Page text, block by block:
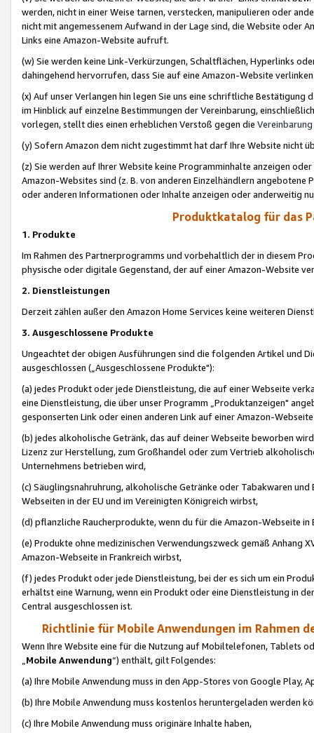
werden, nicht in einer Weise tarnen, verstecken, manipulieren oder
nicht mit angemessenem Aufwand in der Lage sind, die Website oder
Links eine Amazon-Website aufruft.
(w) Sie werden keine Link-Verkürzungen, Schaltflächen, Hyperlinks
dahingehend hervorrufen, dass Sie auf eine Amazon-Website
(x) Auf unser Verlangen hin legen Sie uns eine schriftliche
im Hinblick auf einzelne Bestimmungen der Vereinbarung,
vorlegen, stellt dies einen erheblichen Verstoß gegen die Vereinbarung
(y) Sofern Amazon dem nicht zugestimmt hat darf Ihre Website nicht
(z) Sie werden auf Ihrer Website keine Programminhalte anzeigen
Amazon-Websites sind (z. B. von anderen Einzelhändlern
oder anderen Informationen oder Inhalte anzeigen oder anderweitig
Produktkatalog für das
1. Produkte
Im Rahmen des Partnerprogramms und vorbehaltlich der in diesem
physische oder digitale Gegenstand, der auf einer Amazon-Website
2. Dienstleistungen
Derzeit zählen außer den Amazon Home Services keine weiteren
3. Ausgeschlossene Produkte
Ungeachtet der obigen Ausführungen sind die folgenden Artikel und
ausgeschlossen („Ausgeschlossene Produkte"):
(a) jedes Produkt oder jede Dienstleistung, die auf einer Webseite
eine Dienstleistung, die über unser Programm „Produktanzeigen"
gesponserten Link oder einen anderen Link auf einer Amazon-
(b) jedes alkoholische Getränk, das auf deiner Webseite beworben
Lizenz zur Herstellung, zum Großhandel oder zum Vertrieb
Unternehmens betrieben wird,
(c) Säuglingsnahruhrung, alkoholische Getränke oder Tabakwaren
Webseiten in der EU und im Vereinigten Königreich wirbst,
(d) pflanzliche Raucherprodukte, wenn du für die Amazon-Webseite in
(e) Produkte ohne medizinischen Verwendungszweck gemäß Anhang
Amazon-Webseite in Frankreich wirbst,
(f) jedes Produkt oder jede Dienstleistung, bei der es sich um ein
erhältst eine Warnung, wenn ein Produkt oder eine Dienstleistung in
Central ausgeschlossen ist.
Richtlinie für Mobile Anwendungen im Rahmen
Wenn Ihre Website eine für die Nutzung auf Mobiltelefonen, Tablets
„Mobile Anwendung“) enthält, gilt Folgendes:
(a) Ihre Mobile Anwendung muss in den App-Stores von Google Play,
(b) Ihre Mobile Anwendung muss kostenlos heruntergeladen werden
(c) Ihre Mobile Anwendung muss originäre Inhalte haben,